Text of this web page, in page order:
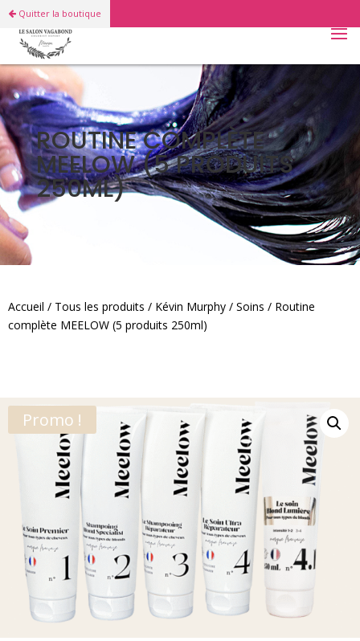
Quitter la boutique
ROUTINE COMPLÈTE
MEELOW (5 PRODUITS
250ML)
Accueil / Tous les produits / Kévin Murphy / Soins / Routine
complète MEELOW (5 produits 250ml)
Promo !